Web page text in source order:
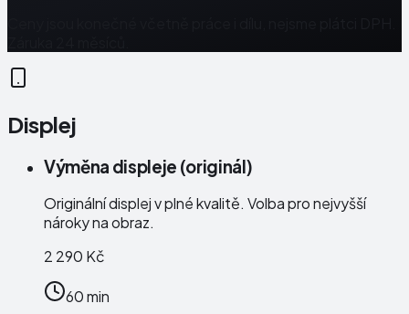
Displej
Výměna displeje (originál)
Originální displej v plné kvalitě. Volba pro nejvyšší
nároky na obraz.
2 290 Kč
60 min